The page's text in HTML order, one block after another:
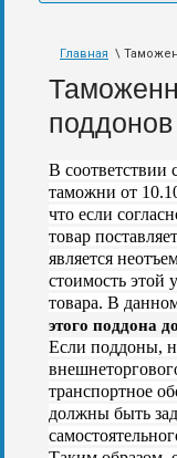
железной
дороге.
Главная \
поддонов
В соответствии
таможни от
что если
товар
является
стоимость этой
товара. В
этого поддона
Если поддоны,
транспортное
должны быть